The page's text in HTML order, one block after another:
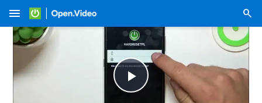
menu
Play